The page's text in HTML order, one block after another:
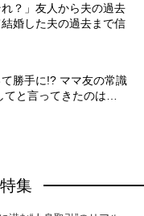
？」友人から夫の過去
婚した夫の過去まで信
て勝手に!? ママ友の常識
と言ってきたのは…
集